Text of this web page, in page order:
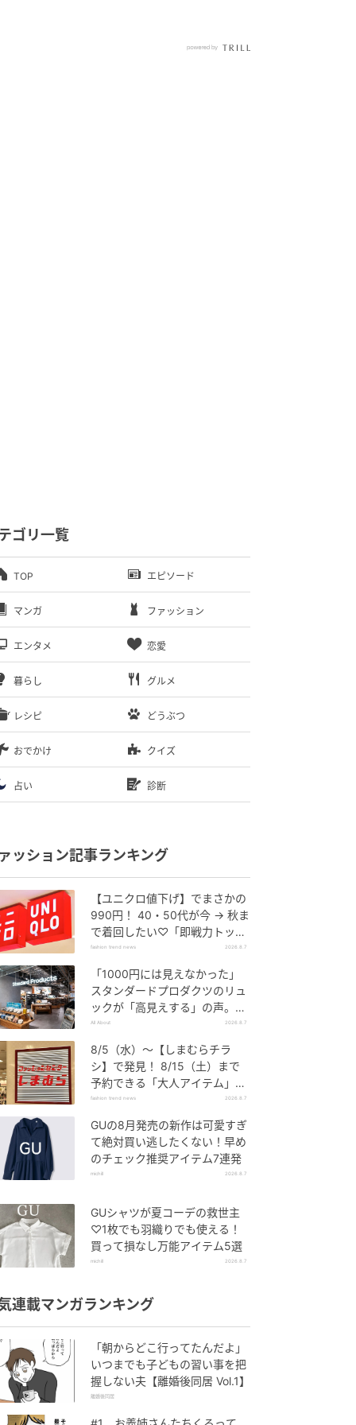
ゴリ一覧
TOP エピソード
マンガ ファッション
エンタメ 恋愛
暮らし グルメ
レシピ どうぶつ
おでかけ クイズ
占い 診断
ッション記事ランキング
【ユニクロ値下げ】でまさかの
990円！ 40・50代が今 → 秋ま
で着回したい♡「即戦力トップ
ス」
fashion trend news 2026.8.7
「1000円には見えなかった」
スタンダードプロダクツのリュ
ックが「高見えする」の声。2
個購入する人も
All About 2026.8.7
8/5（水）〜【しまむらチラ
シ】で発見！ 8/15（土）まで
予約できる「大人アイテム」っ
て？
fashion trend news 2026.8.7
GUの8月発売の新作は可愛すぎ
て絶対買い逃したくない！早め
のチェック推奨アイテム7連発
michill 2026.8.7
GUシャツが夏コーデの救世主
♡1枚でも羽織りでも使える！
買って損なし万能アイテム5選
michill 2026.8.7
連載マンガランキング
「朝からどこ行ってたんだよ」
いつまでも子どもの習い事を把
握しない夫【離婚後同居 Vol.1】
離婚後同居